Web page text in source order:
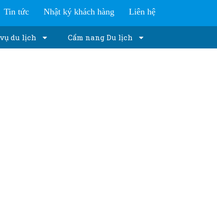
Tin tức Nhật ký khách hàng Liên hệ
du lịch Cẩm nang Du lịch